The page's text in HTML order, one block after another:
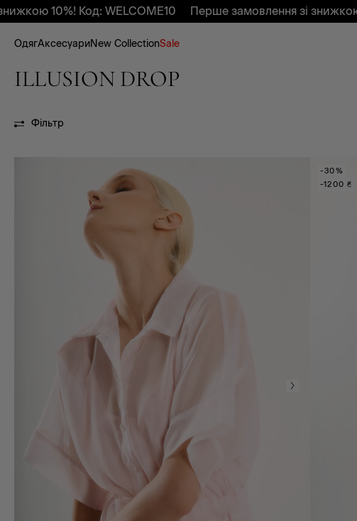
10%! Код: WELCOME10 Перше замовлення зі знижкою
ОдягАксесуариNew CollectionSale
ILLUSION DROP
Фільтр
-30%
-1200 ₴